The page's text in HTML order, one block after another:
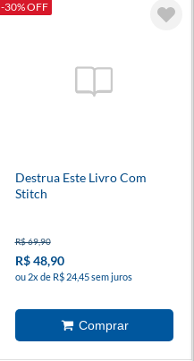
-30% OFF
Destrua Este Livro Com
Stitch
R$ 69,90
R$ 48,90
ou 2x de R$ 24,45 sem juros